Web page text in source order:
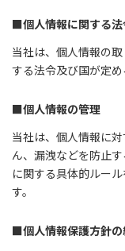
■個人情報に関する法
当社は、個人情報の
する法令及び国が定め
■個人情報の管理
当社は、個人情報に
ん、漏洩などを防止
に関する具体的ルー
す。
■個人情報保護方針の